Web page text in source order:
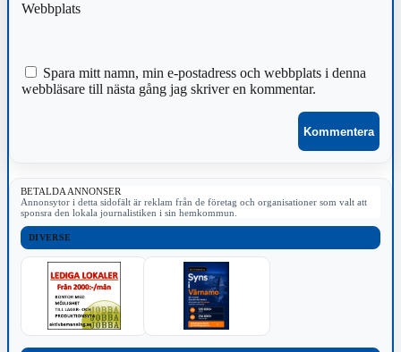
Webbplats
Spara mitt namn, min e-postadress och webbplats i denna
webbläsare till nästa gång jag skriver en kommentar.
BETALDA ANNONSER
Annonsytor i detta sidofält är reklam från de företag och organisationer som valt att
sponsra den lokala journalistiken i sin hemkommun.
DIVERSE